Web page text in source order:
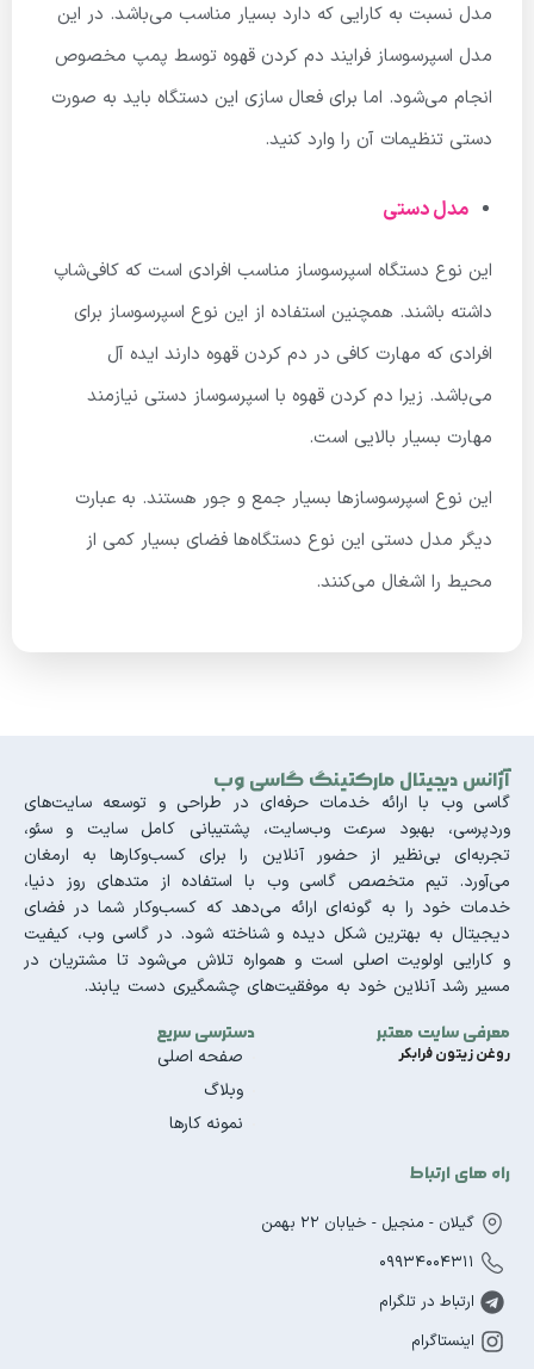
مدل نسبت به کارایی که دارد بسیار مناسب می‌باشد. در این
مدل اسپرسوساز فرایند دم کردن قهوه توسط پمپ مخصوص
انجام می‌شود. اما برای فعال سازی این دستگاه باید به صورت
دستی تنظیمات آن را وارد کنید.
مدل دستی
این نوع دستگاه اسپرسوساز مناسب افرادی است که کافی‌شاپ
داشته باشند. همچنین استفاده از این نوع اسپرسوساز برای
افرادی که مهارت کافی در دم کردن قهوه دارند ایده آل
می‌باشد. زیرا دم کردن قهوه با اسپرسوساز دستی نیازمند
مهارت بسیار بالایی است.
این نوع اسپرسوسازها بسیار جمع و جور هستند. به عبارت
دیگر مدل دستی این نوع دستگاه‌ها فضای بسیار کمی از
محیط را اشغال می‌کنند.
آژانس دیجیتال مارکتینگ گاسی وب
گاسی وب با ارائه خدمات حرفه‌ای در طراحی و توسعه سایت‌های
وردپرسی، بهبود سرعت وب‌سایت، پشتیبانی کامل سایت و سئو،
تجربه‌ای بی‌نظیر از حضور آنلاین را برای کسب‌وکارها به ارمغان
می‌آورد. تیم متخصص گاسی وب با استفاده از متدهای روز دنیا،
خدمات خود را به گونه‌ای ارائه می‌دهد که کسب‌وکار شما در فضای
دیجیتال به بهترین شکل دیده و شناخته شود. در گاسی وب، کیفیت
و کارایی اولویت اصلی است و همواره تلاش می‌شود تا مشتریان در
مسیر رشد آنلاین خود به موفقیت‌های چشمگیری دست یابند.
معرفی سایت معتبر
روغن زیتون فرابکر
دسترسی سریع
صفحه اصلی
وبلاگ
نمونه کارها
راه های ارتباط
گیلان - منجیل - خیابان 22 بهمن
09934004311
ارتباط در تلگرام
اینستاگرام